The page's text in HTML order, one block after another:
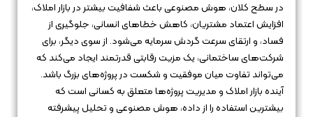
در سطح کلان، هوش مصنوعی باعث شفافیت بیشتر در بازار املاک،
افزایش اعتماد مشتریان، کاهش خطاهای انسانی، جلوگیری از
فساد، و ارتقای سرعت گردش سرمایه می‌شود. از سوی دیگر، برای
شرکت‌های ساختمانی، یک مزیت رقابتی قدرتمند ایجاد می‌کند که
می‌تواند تفاوت میان موفقیت و شکست در پروژه‌های بزرگ باشد.
آینده بازار املاک و مدیریت پروژه‌ها متعلق به کسانی است که
بیشترین استفاده را از داده، هوش مصنوعی و تحلیل پیشرفته